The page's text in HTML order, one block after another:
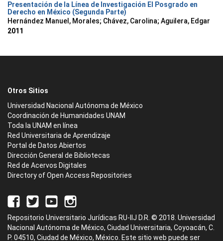
Presentación de la Línea de Investigación El Posgrado en
Derecho en México (Segunda Parte)
Hernández Manuel, Morales; Chávez, Carolina; Aguilera, Edgar
2011
Otros Sitios
Universidad Nacional Autónoma de México
Coordinación de Humanidades UNAM
Toda la UNAM en línea
Red Universitaria de Aprendizaje
Portal de Datos Abiertos
Dirección General de Bibliotecas
Red de Acervos Digitales
Directory of Open Access Repositories
Repositorio Universitario Jurídicas RU-IIJ D.R. © 2018. Universidad
Nacional Autónoma de México, Ciudad Universitaria, Coyoacán, C.
P. 04510, Ciudad de México, México. Este sitio web puede ser